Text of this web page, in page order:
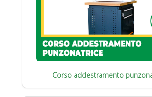
Corso addestramento